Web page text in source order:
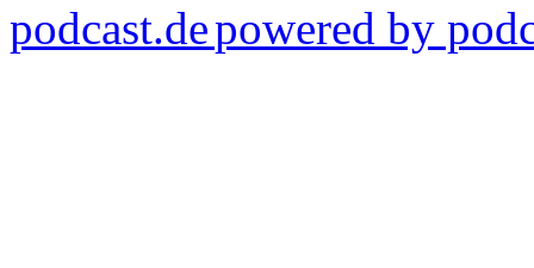
powered by